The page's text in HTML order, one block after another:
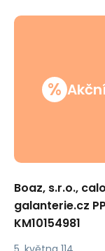
%
Boaz, s.r.o.,
galanterie.cz
KM10154981